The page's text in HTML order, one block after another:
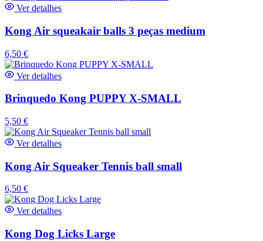
Ver detalhes
Kong Air squeakair balls 3 peças medium
6,50 €
Ver detalhes
Brinquedo Kong PUPPY X-SMALL
5,50 €
Ver detalhes
Kong Air Squeaker Tennis ball small
6,50 €
Ver detalhes
Kong Dog Licks Large